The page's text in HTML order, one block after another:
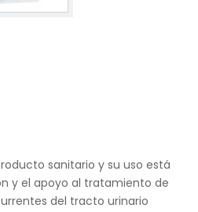
sanitario y su uso está
y el apoyo al tratamiento de
del tracto urinario